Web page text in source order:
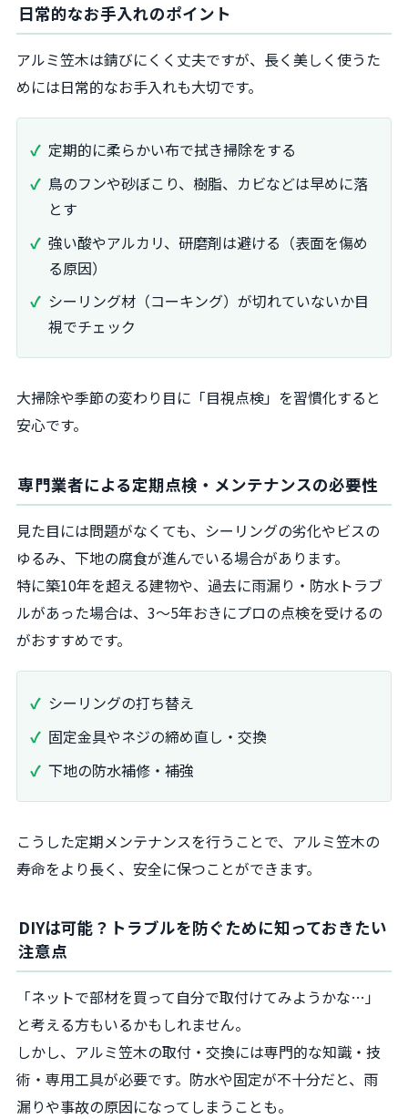
日常的なお手入れのポイント
アルミ笠木は錆びにくく丈夫ですが、長く美しく使うた
めには日常的なお手入れも大切です。
定期的に柔らかい布で拭き掃除をする
鳥のフンや砂ぼこり、樹脂、カビなどは早めに落
とす
強い酸やアルカリ、研磨剤は避ける（表面を傷め
る原因）
シーリング材（コーキング）が切れていないか目
視でチェック
大掃除や季節の変わり目に「目視点検」を習慣化すると
安心です。
専門業者による定期点検・メンテナンスの必要性
見た目には問題がなくても、シーリングの劣化やビスの
ゆるみ、下地の腐食が進んでいる場合があります。
特に築10年を超える建物や、過去に雨漏り・防水トラブ
ルがあった場合は、3〜5年おきにプロの点検を受けるの
がおすすめです。
シーリングの打ち替え
固定金具やネジの締め直し・交換
下地の防水補修・補強
こうした定期メンテナンスを行うことで、アルミ笠木の
寿命をより長く、安全に保つことができます。
DIYは可能？トラブルを防ぐために知っておきたい
注意点
「ネットで部材を買って自分で取付けてみようかな…」
と考える方もいるかもしれません。
しかし、アルミ笠木の取付・交換には専門的な知識・技
術・専用工具が必要です。防水や固定が不十分だと、雨
漏りや事故の原因になってしまうことも。